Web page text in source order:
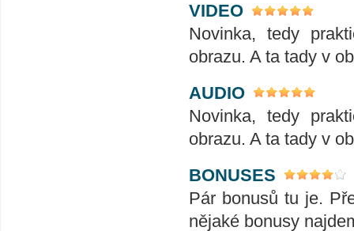
VIDEO
Novinka, tedy
obrazu. A ta tady v
AUDIO
Novinka, tedy
obrazu. A ta tady v
BONUSES
Pár bonusů tu je.
nějaké bonusy